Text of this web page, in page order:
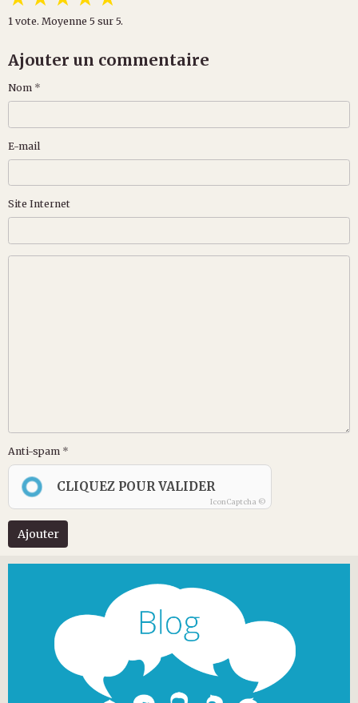
1 vote. Moyenne 5 sur 5.
Ajouter un commentaire
Nom
E-mail
Site Internet
Anti-spam
CLIQUEZ POUR VALIDER
IconCaptcha ©
Ajouter